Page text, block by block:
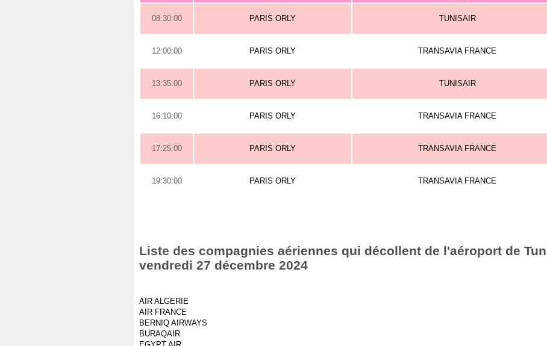
08:30:00 PARIS ORLY TUNISAIR
12:00:00 PARIS ORLY TRANSAVIA FRANCE
13:35:00 PARIS ORLY TUNISAIR
16:10:00 PARIS ORLY TRANSAVIA FRANCE
17:25:00 PARIS ORLY TRANSAVIA FRANCE
19:30:00 PARIS ORLY TRANSAVIA FRANCE
Liste des compagnies aériennes qui décollent de l'aéroport de
vendredi 27 décembre 2024
AIR ALGERIE
AIR FRANCE
BERNIQ AIRWAYS
BURAQAIR